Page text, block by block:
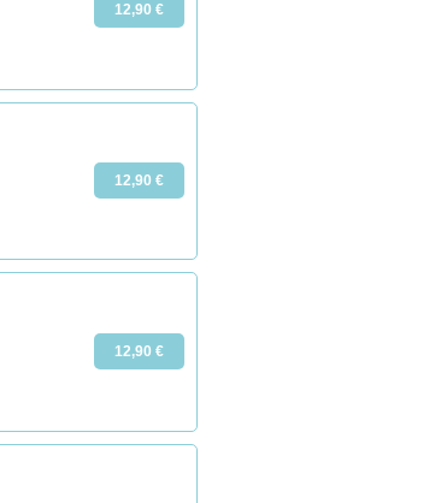
12,90 €
12,90 €
12,90 €